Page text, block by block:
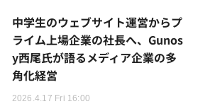
中学生のウェブサイト運営からプ
ライム上場企業の社長へ、Gunos
y西尾氏が語るメディア企業の多
角化経営
2026.4.17 Fri 16:00